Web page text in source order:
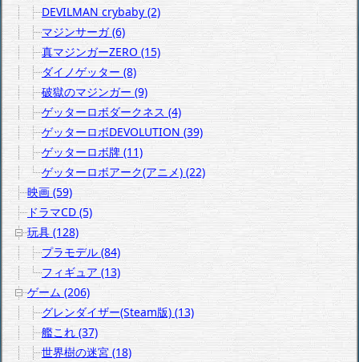
DEVILMAN crybaby (2)
マジンサーガ (6)
真マジンガーZERO (15)
ダイノゲッター (8)
破獄のマジンガー (9)
ゲッターロボダークネス (4)
ゲッターロボDEVOLUTION (39)
ゲッターロボ牌 (11)
ゲッターロボアーク(アニメ) (22)
映画 (59)
ドラマCD (5)
玩具 (128)
プラモデル (84)
フィギュア (13)
ゲーム (206)
グレンダイザー(Steam版) (13)
艦これ (37)
世界樹の迷宮 (18)